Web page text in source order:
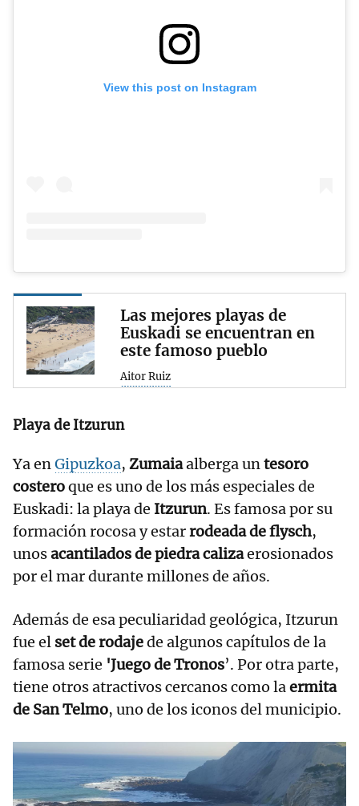
View this post on Instagram
Las mejores playas de
Euskadi se encuentran en
este famoso pueblo
Aitor Ruiz
Playa de Itzurun
Ya enGipuzkoa, Zumaiaalberga untesoro
costeroque es uno de los más especiales de
Euskadi: la playa de Itzurun. Es famosa por su
formación rocosa y estarrodeada de flysch,
unosacantilados de piedra calizaerosionados
por el mar durante millones de años.
Además de esa peculiaridad geológica, Itzurun
fue el set de rodajede algunos capítulos de la
famosa serie 'Juego de Tronos’. Por otra parte,
tiene otros atractivos cercanos como laermita
de San Telmo, uno de los iconos del municipio.